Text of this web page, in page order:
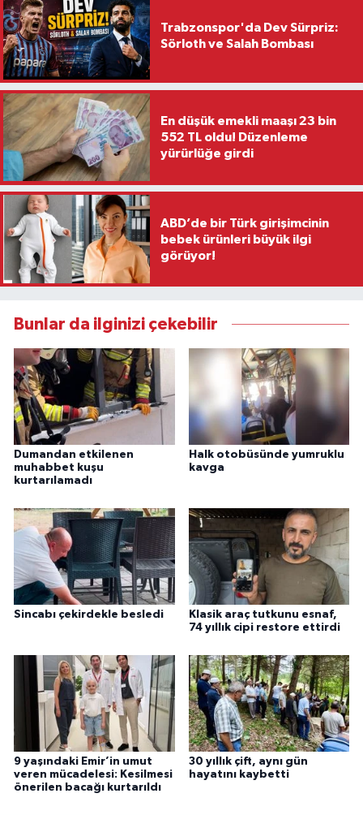
Trabzonspor'da Dev Sürpriz:
Sörloth ve Salah Bombası
En düşük emekli maaşı 23 bin
552 TL oldu! Düzenleme
yürürlüğe girdi
ABD’de bir Türk girişimcinin
bebek ürünleri büyük ilgi
görüyor!
Bunlar da ilginizi çekebilir
Dumandan etkilenen
muhabbet kuşu
kurtarılamadı
Halk otobüsünde yumruklu
kavga
Sincabı çekirdekle besledi
Klasik araç tutkunu esnaf,
74 yıllık cipi restore ettirdi
9 yaşındaki Emir’in umut
veren mücadelesi: Kesilmesi
önerilen bacağı kurtarıldı
30 yıllık çift, aynı gün
hayatını kaybetti